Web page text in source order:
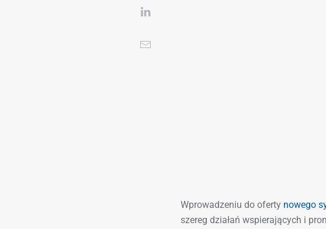
Wprowadzeniu do oferty nowego
szereg działań wspierających i